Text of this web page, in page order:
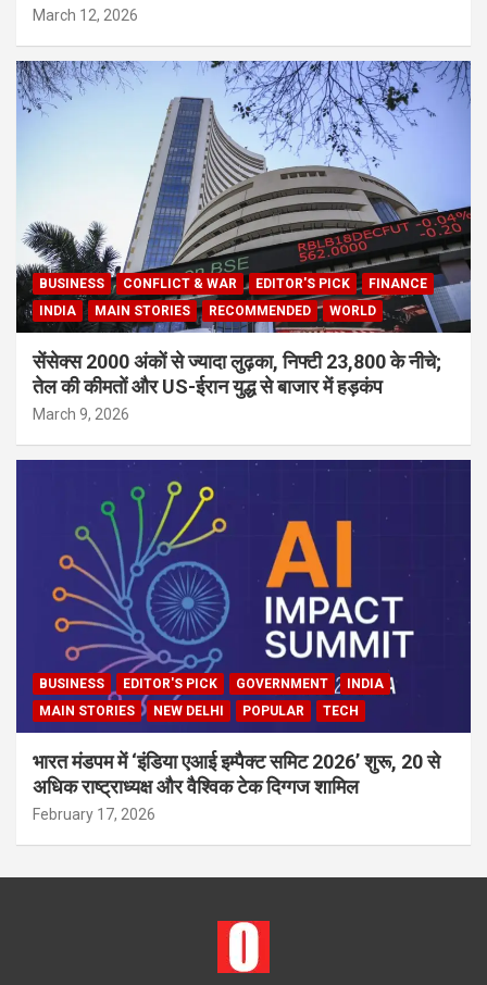
March 12, 2026
BUSINESS CONFLICT & WAR EDITOR'S PICK
FINANCE
INDIA
MAIN STORIES RECOMMENDED WORLD
सेंसेक्स 2000 अंकों से ज्यादा लुढ़का, निफ्टी 23,800 के नीचे;
तेल की कीमतों और US-ईरान युद्ध से बाजार में हड़कंप
March 9, 2026
BUSINESS EDITOR'S PICK GOVERNMENT
INDIA
MAIN STORIES
NEW DELHI POPULAR TECH
भारत मंडपम में ‘इंडिया एआई इम्पैक्ट समिट 2026’ शुरू, 20 से
अधिक राष्ट्राध्यक्ष और वैश्विक टेक दिग्गज शामिल
February 17, 2026